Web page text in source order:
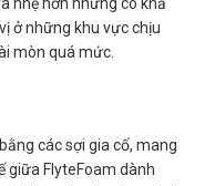
ở những khu vực chịu
mòn quá mức.
các sợi gia cố, mang
giữa FlyteFoam dành